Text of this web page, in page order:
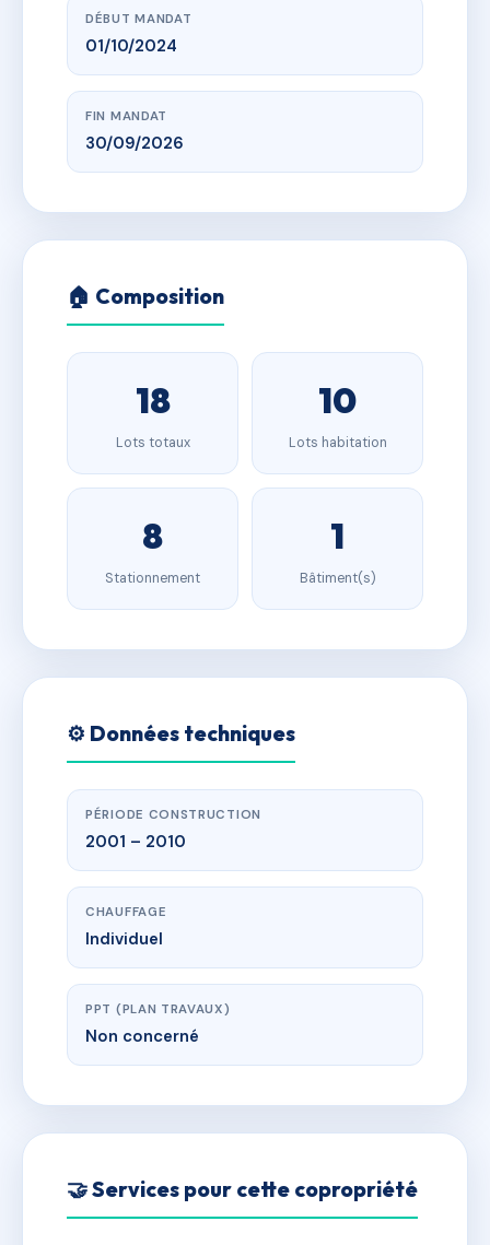
DÉBUT MANDAT
01/10/2024
FIN MANDAT
30/09/2026
🏠 Composition
18
Lots totaux
10
Lots habitation
8
Stationnement
1
Bâtiment(s)
⚙️ Données techniques
PÉRIODE CONSTRUCTION
2001 – 2010
CHAUFFAGE
Individuel
PPT (PLAN TRAVAUX)
Non concerné
🤝 Services pour cette copropriété